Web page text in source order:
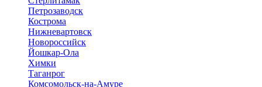
Петрозаводск
Кострома
Нижневартовск
Новороссийск
Йошкар-Ола
Химки
Таганрог
Комсомольск-на-Амуре